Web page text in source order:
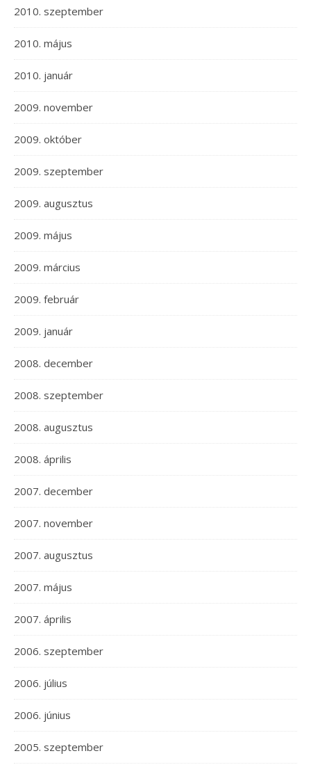
2010. szeptember
2010. május
2010. január
2009. november
2009. október
2009. szeptember
2009. augusztus
2009. május
2009. március
2009. február
2009. január
2008. december
2008. szeptember
2008. augusztus
2008. április
2007. december
2007. november
2007. augusztus
2007. május
2007. április
2006. szeptember
2006. július
2006. június
2005. szeptember